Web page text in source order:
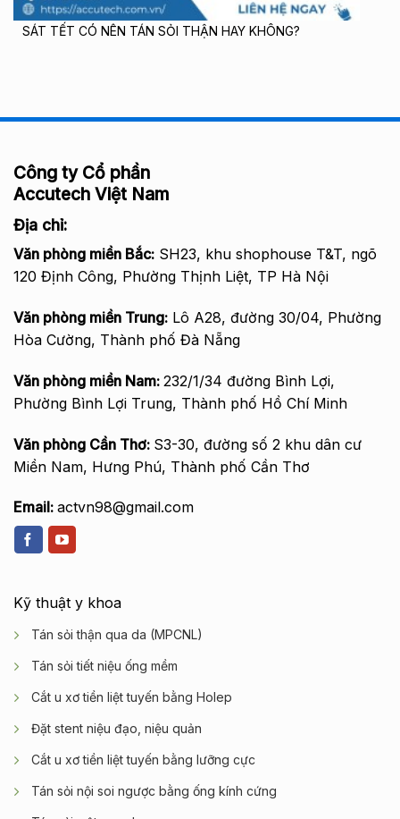
SÁT TẾT CÓ NÊN TÁN SỎI THẬN HAY KHÔNG?
Công ty Cổ phần
Accutech Việt Nam
Địa chỉ:
Văn phòng miền Bắc: SH23, khu shophouse T&T, ngõ
120 Định Công, Phường Thịnh Liệt, TP Hà Nội
Văn phòng miền Trung: Lô A28, đường 30/04, Phường
Hòa Cường, Thành phố Đà Nẵng
Văn phòng miền Nam: 232/1/34 đường Bình Lợi,
Phường Bình Lợi Trung, Thành phố Hồ Chí Minh
Văn phòng Cần Thơ: S3-30, đường số 2 khu dân cư
Miền Nam, Hưng Phú, Thành phố Cần Thơ
Email: actvn98@gmail.com
Kỹ thuật y khoa
Tán sỏi thận qua da (MPCNL)
Tán sỏi tiết niệu ống mềm
Cắt u xơ tiền liệt tuyến bằng Holep
Đặt stent niệu đạo, niệu quản
Cắt u xơ tiền liệt tuyến bằng lưỡng cực
Tán sỏi nội soi ngược bằng ống kính cứng